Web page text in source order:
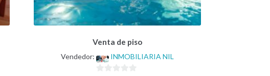
Venta de piso
Vendedor: INMOBILIARIA NIL